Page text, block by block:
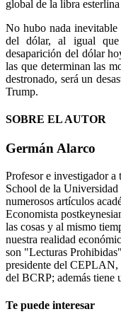
global de la libra esterlina
No hubo nada
del dólar, al igual
desaparición del dólar
las que determinan las
destronado, será un
Trump.
SOBRE EL AUTOR
Germán Alarco
Profesor e investigador
School de la
numerosos artículos
Economista
las cosas y al mismo
nuestra realidad
son "Lecturas
presidente del
del BCRP; además tiene
Te puede interesar